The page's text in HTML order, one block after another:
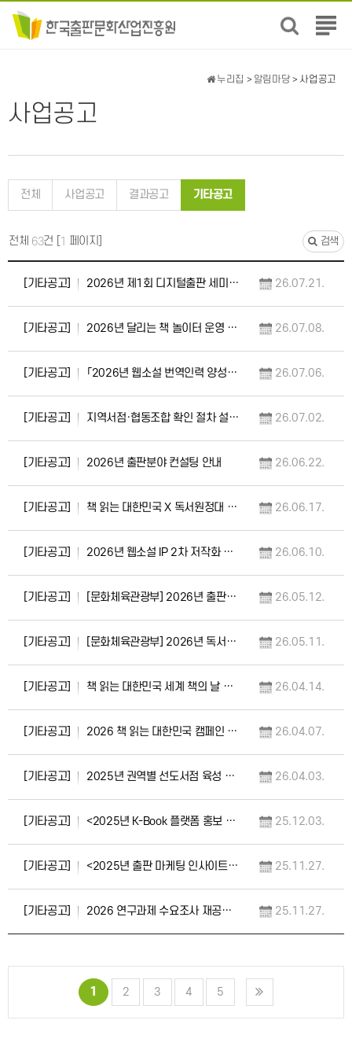
전
뉴
사업공고
누리집 > 알림마당 > 사업공고
전체 사업공고 결과공고 기타공고
전체 63건 [ 1 페이지] 검색
[기타공고] 2026년 제1회 디지털출판 세미나 <AI시대, 출판 콘텐츠 비즈니스의 재구성> 개최 안내… 26.07.21.
[기타공고] 2026년 달리는 책 놀이터 운영 안내 26.07.08.
[기타공고] 「2026년 웹소설 번역인력 양성」 교육과정 수강생 모집 26.07.06.
[기타공고] 지역서점·협동조합 확인 절차 설명회 개최 안내(7.7.~7.16.) 26.07.02.
[기타공고] 2026년 출판분야 컨설팅 안내 26.06.22.
[기타공고] 책 읽는 대한민국 X 독서원정대 6월 프로그램 참여 신청 안내(6.27.토, 파주 지혜의숲… 26.06.17.
[기타공고] 2026년 웹소설 IP 2차 저작화 지원 사업 선정 결과 발표 일정 변경 공고 26.06.10.
[기타공고] [문화체육관광부] 2026년 출판문화 발전 유공자 포상계획 안내 26.05.12.
[기타공고] [문화체육관광부] 2026년 독서문화진흥 유공자 포상 공고 26.05.11.
[기타공고] 책 읽는 대한민국 세계 책의 날 기념 책드림 사전 모집 26.04.14.
[기타공고] 2026 책 읽는 대한민국 캠페인 슬로건 공모 안내(4.6.~4.14.) 26.04.07.
[기타공고] 2025년 권역별 선도서점 육성 사업 성과공유회 개최 안내(2026.4.14.) 26.04.03.
[기타공고] <2025년 K-Book 플랫폼 홍보 전략 세미나 및 출판문화교류 행사> 개최 안내 25.12.03.
[기타공고] <2025년 출판 마케팅 인사이트 포럼> 개최 안내 25.11.27.
[기타공고] 2026 연구과제 수요조사 재공고(기한 연장) 25.11.27.
1 2 3 4 5